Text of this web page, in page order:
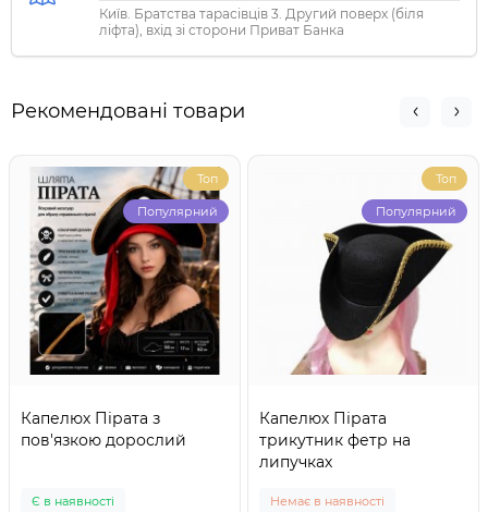
Київ. Братства тарасівців 3. Другий поверх (біля
ліфта), вхід зі сторони Приват Банка
Рекомендовані товари
Топ
Популярний
Капелюх Пірата з
пов'язкою дорослий
Є в наявності
Топ
Популярний
Капелюх Пірата
трикутник фетр на
липучках
Немає в наявності